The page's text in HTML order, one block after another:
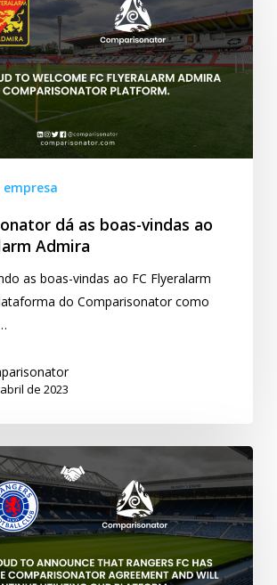
dá as boas-vindas ao
Admira
as boas-vindas ao FC Flyeralarm
do Comparisonator como
de 2023